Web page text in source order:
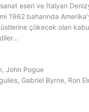
eseri ve İtalyan
1962 baharında
çökecek olan
John Pogue
Gabriel Byrne, Ron